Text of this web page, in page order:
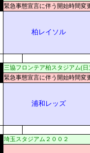
緊急事態宣言に伴う開始時間変
柏レイソル
三協フロンテア柏スタジアム(
緊急事態宣言に伴う開始時間変
浦和レッズ
埼玉スタジアム２００２